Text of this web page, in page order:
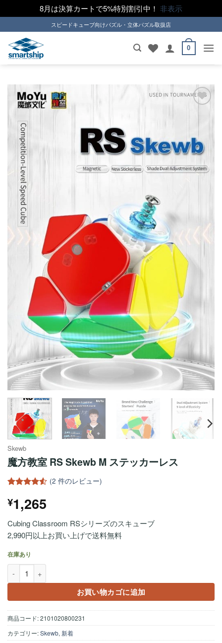
8月は決算カートで5%特別割引中！ 非表示
to
content
スピードキューブ向けパズル・立体パズル取扱店
0
Skewb
魔方教室 RS Skewb M ステッカーレス
者評価に
基づく5段
うち、 4.5
点
(2 件のレビュー)
¥1,265
Cubing Classroom RSシリーズのスキューブ
2,990円以上お買い上げで送料無料
在庫あり
魔方教室 RS Skewb M ステッカーレス個
お買い物カゴに追加
商品コード:2101020800231
カテゴリー:Skewb,新着